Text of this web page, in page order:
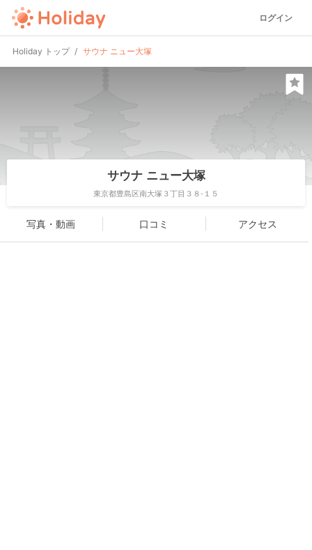
ログイン
Holiday トップ サウナ ニュー大塚
サウナ ニュー大塚
東京都豊島区南大塚３丁目３８-１５
写真・動画 口コミ アクセス